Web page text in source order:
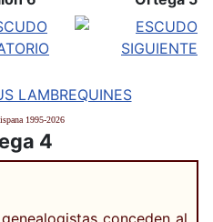
1995-2026
4
conceden al